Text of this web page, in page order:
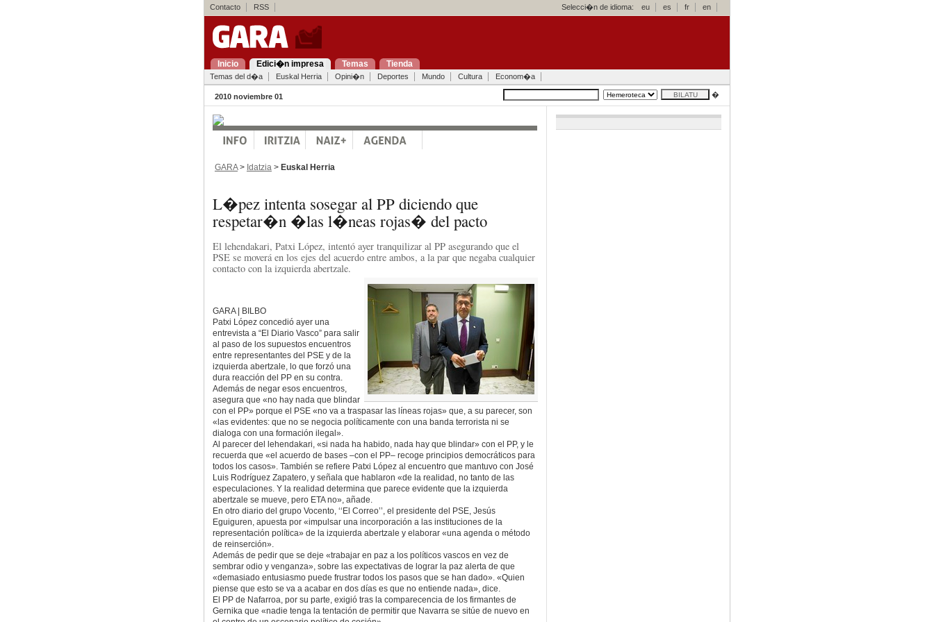
Contacto RSS Selecci�n de idioma: eu es fr en
Inicio Edici�n impresa Temas Tienda
Temas del d�a Euskal Herria Opini�n Deportes Mundo Cultura Econom�a
2010 noviembre 01 �
GARA> Idatzia > Euskal Herria
L�pez intenta sosegar al PP diciendo que
respetar�n �las l�neas rojas� del pacto
El lehendakari, Patxi López, intentó ayer tranquilizar al PP asegurando que el
PSE se moverá en los ejes del acuerdo entre ambos, a la par que negaba cualquier
contacto con la izquierda abertzale.
GARA | BILBO
Patxi López concedió ayer una
entrevista a “El Diario Vasco” para salir
al paso de los supuestos encuentros
entre representantes del PSE y de la
izquierda abertzale, lo que forzó una
dura reacción del PP en su contra.
Además de negar esos encuentros,
asegura que «no hay nada que blindar
con el PP» porque el PSE «no va a traspasar las líneas rojas» que, a su parecer, son
«las evidentes: que no se negocia políticamente con una banda terrorista ni se
dialoga con una formación ilegal».
Al parecer del lehendakari, «si nada ha habido, nada hay que blindar» con el PP, y le
recuerda que «el acuerdo de bases –con el PP– recoge principios democráticos para
todos los casos». También se refiere Patxi López al encuentro que mantuvo con José
Luis Rodríguez Zapatero, y señala que hablaron «de la realidad, no tanto de las
especulaciones. Y la realidad determina que parece evidente que la izquierda
abertzale se mueve, pero ETA no», añade.
En otro diario del grupo Vocento, ‘‘El Correo’’, el presidente del PSE, Jesús
Eguiguren, apuesta por «impulsar una incorporación a las instituciones de la
representación política» de la izquierda abertzale y elaborar «una agenda o método
de reinserción».
Además de pedir que se deje «trabajar en paz a los políticos vascos en vez de
sembrar odio y venganza», sobre las expectativas de lograr la paz alerta de que
«demasiado entusiasmo puede frustrar todos los pasos que se han dado». «Quien
piense que esto se va a acabar en dos días es que no entiende nada», dice.
El PP de Nafarroa, por su parte, exigió tras la comparecencia de los firmantes de
Gernika que «nadie tenga la tentación de permitir que Navarra se sitúe de nuevo en